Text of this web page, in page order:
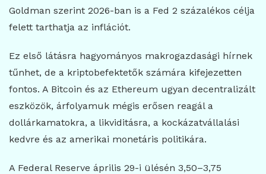
Goldman szerint 2026-ban is a Fed 2 százalékos célja
felett tarthatja az inflációt.
Ez első látásra hagyományos makrogazdasági hírnek
tűnhet, de a kriptobefektetők számára kifejezetten
fontos. A Bitcoin és az Ethereum ugyan decentralizált
eszközök, árfolyamuk mégis erősen reagál a
dollárkamatokra, a likviditásra, a kockázatvállalási
kedvre és az amerikai monetáris politikára.
A Federal Reserve április 29-i ülésén 3,50–3,75